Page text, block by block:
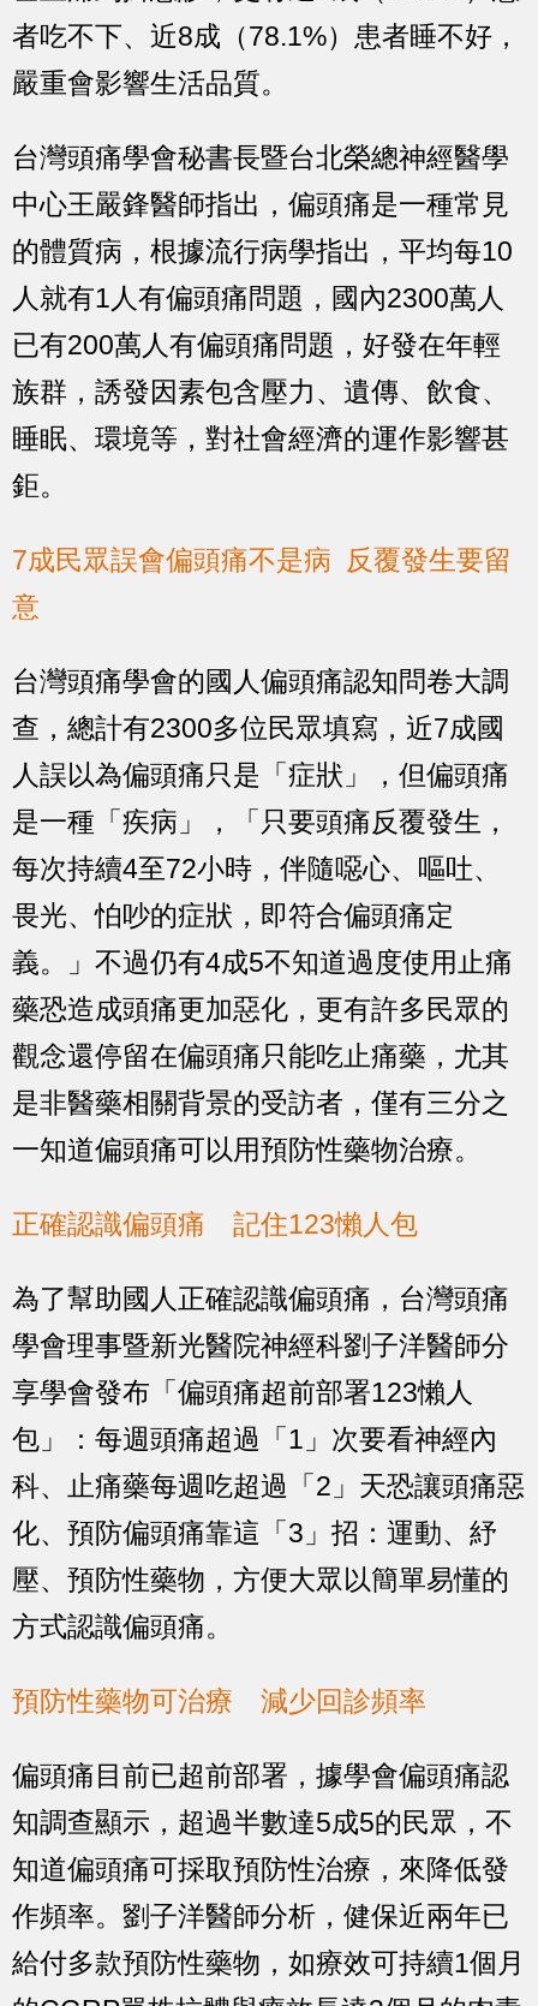
者吃不下、近8成（78.1%）患者睡不好，
嚴重會影響生活品質。
台灣頭痛學會秘書長暨台北榮總神經醫學
中心王嚴鋒醫師指出，偏頭痛是一種常見
的體質病，根據流行病學指出，平均每10
人就有1人有偏頭痛問題，國內2300萬人
已有200萬人有偏頭痛問題，好發在年輕
族群，誘發因素包含壓力、遺傳、飲食、
睡眠、環境等，對社會經濟的運作影響甚
鉅。
7成民眾誤會偏頭痛不是病 反覆發生要留
意
台灣頭痛學會的國人偏頭痛認知問卷大調
查，總計有2300多位民眾填寫，近7成國
人誤以為偏頭痛只是「症狀」，但偏頭痛
是一種「疾病」，「只要頭痛反覆發生，
每次持續4至72小時，伴隨噁心、嘔吐、
畏光、怕吵的症狀，即符合偏頭痛定
義。」不過仍有4成5不知道過度使用止痛
藥恐造成頭痛更加惡化，更有許多民眾的
觀念還停留在偏頭痛只能吃止痛藥，尤其
是非醫藥相關背景的受訪者，僅有三分之
一知道偏頭痛可以用預防性藥物治療。
正確認識偏頭痛 記住123懶人包
為了幫助國人正確認識偏頭痛，台灣頭痛
學會理事暨新光醫院神經科劉子洋醫師分
享學會發布「偏頭痛超前部署123懶人
包」：每週頭痛超過「1」次要看神經內
科、止痛藥每週吃超過「2」天恐讓頭痛惡
化、預防偏頭痛靠這「3」招：運動、紓
壓、預防性藥物，方便大眾以簡單易懂的
方式認識偏頭痛。
預防性藥物可治療 減少回診頻率
偏頭痛目前已超前部署，據學會偏頭痛認
知調查顯示，超過半數達5成5的民眾，不
知道偏頭痛可採取預防性治療，來降低發
作頻率。劉子洋醫師分析，健保近兩年已
給付多款預防性藥物，如療效可持續1個月